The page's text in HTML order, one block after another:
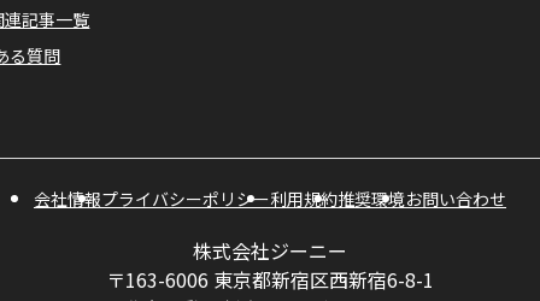
連記事一覧
る質問
会社情報プライバシーポリシー利用規約推奨環境お問い合わせ
株式会社ジーニー
〒163-6006 東京都新宿区西新宿6-8-1